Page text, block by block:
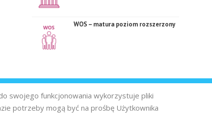
WOS – matura poziom rozszerzony
swojego funkcjonowania wykorzystuje pliki
potrzeby mogą być na prośbę Użytkownika